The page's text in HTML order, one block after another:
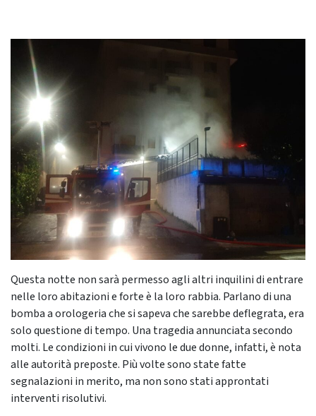
Questa notte non sarà permesso agli altri inquilini di entrare
nelle loro abitazioni e forte è la loro rabbia. Parlano di una
bomba a orologeria che si sapeva che sarebbe deflegrata, era
solo questione di tempo. Una tragedia annunciata secondo
molti. Le condizioni in cui vivono le due donne, infatti, è nota
alle autorità preposte. Più volte sono state fatte
segnalazioni in merito, ma non sono stati approntati
interventi risolutivi.